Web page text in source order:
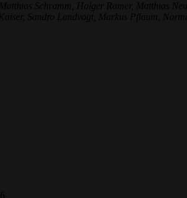
Schramm, Holger Ramer, Matthias
Sandro Landvogt, Markus Pflaum,